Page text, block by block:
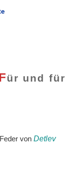
ür und für
vonDetlev